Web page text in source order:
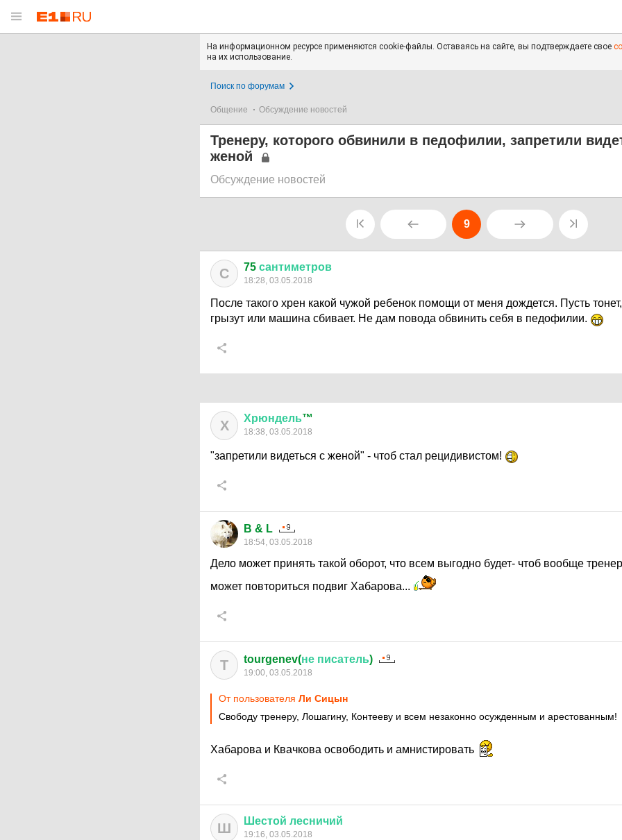
На информационном ресурсе применяются cookie-файлы. Оставаясь на сайте, вы подтверждаете свое
на их использование.
Поиск по форумам
Общение Обсуждение новостей
Тренеру, которого обвинили в педофилии, запретили
женой
Обсуждение новостей
9
С 75 сантиметров
18:28, 03.05.2018
После такого хрен какой чужой ребенок помощи от меня дождется. Пусть
грызут или машина сбивает. Не дам повода обвинить себя в педофилии.
Х Хрюндель™
18:38, 03.05.2018
"запретили видеться с женой" - чтоб стал рецидивистом!
B & L
18:54, 03.05.2018
Дело может принять такой оборот, что всем выгодно будет- чтоб вообще
может повториться подвиг Хабарова...
T tourgenev(не писатель)
19:00, 03.05.2018
От пользователя Ли Сицын
Свободу тренеру, Лошагину, Контееву и всем незаконно осужденным и арестованным!
Хабарова и Квачкова освободить и амнистировать
Ш Шестой лесничий
19:16, 03.05.2018